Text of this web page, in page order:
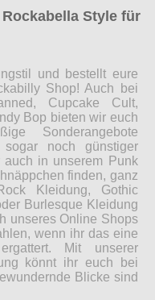
Style für
und bestellt eure
Shop! Auch bei
Cupcake Cult,
Bop bieten wir euch
Sonderangebote
noch günstiger
auch in unserem Punk
finden, ganz
Kleidung, Gothic
Burlesque Kleidung
unseres Online Shops
wenn ihr das eine
Mit unserer
könnt ihr euch bei
Blicke sind